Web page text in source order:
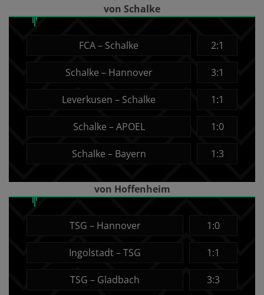
von Schalke
FCA – Schalke 2:1
Schalke – Hannover 3:1
Leverkusen – Schalke 1:1
Schalke – APOEL 1:0
Schalke – Bayern 1:3
von Hoffenheim
TSG – Hannover 1:0
Ingolstadt – TSG 1:1
TSG – Gladbach 3:3